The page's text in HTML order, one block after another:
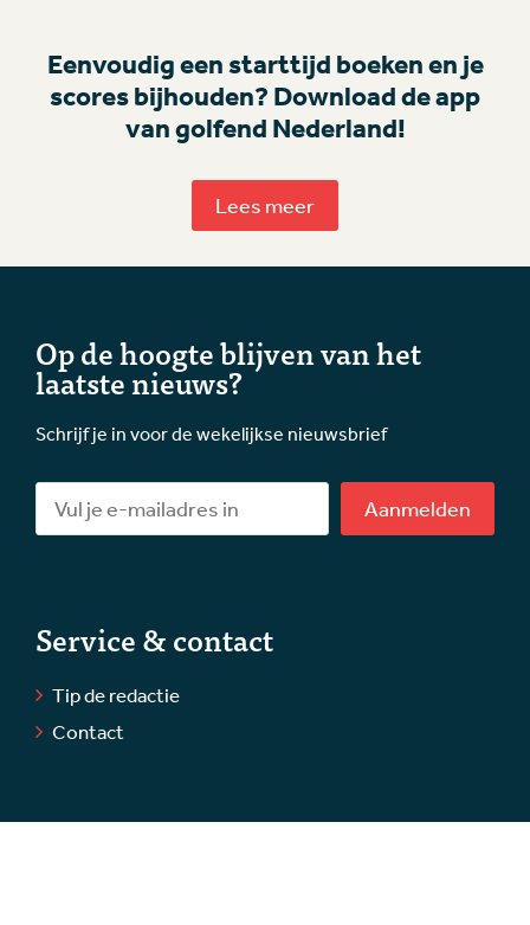
Eenvoudig een starttijd boeken en je
scores bijhouden? Download de app
van golfend Nederland!
Lees meer
Op de hoogte blijven van het
laatste nieuws?
Schrijf je in voor de wekelijkse nieuwsbrief
Aanmelden
Service & contact
Tip de redactie
Contact